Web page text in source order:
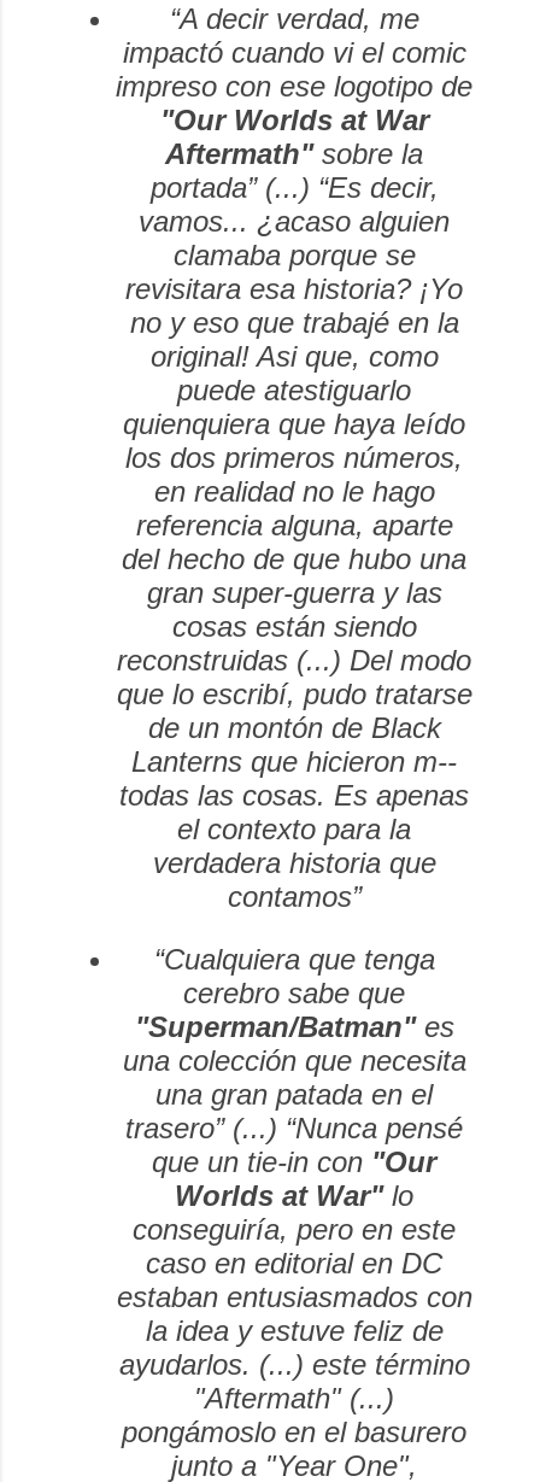
“A decir verdad, me
impactó cuando vi el comic
impreso con ese logotipo de
"Our Worlds at War
Aftermath"sobre la
portada” (...) “Es decir,
vamos... ¿acaso alguien
clamaba porque se
revisitara esa historia? ¡Yo
no y eso que trabajé en la
original! Asi que, como
puede atestiguarlo
quienquiera que haya leído
los dos primeros números,
en realidad no le hago
referencia alguna, aparte
del hecho de que hubo una
gran super-guerra y las
cosas están siendo
reconstruidas (...) Del modo
que lo escribí, pudo tratarse
de un montón de Black
Lanterns que hicieron m--
todas las cosas. Es apenas
el contexto para la
verdadera historia que
contamos”
“Cualquiera que tenga
cerebro sabe que
"Superman/Batman"es
una colección que necesita
una gran patada en el
trasero” (...) “Nunca pensé
que un tie-in con "Our
Worlds at War"lo
conseguiría, pero en este
caso en editorial en DC
estaban entusiasmados con
la idea y estuve feliz de
ayudarlos. (...) este término
"Aftermath" (...)
pongámoslo en el basurero
junto a "Year One",